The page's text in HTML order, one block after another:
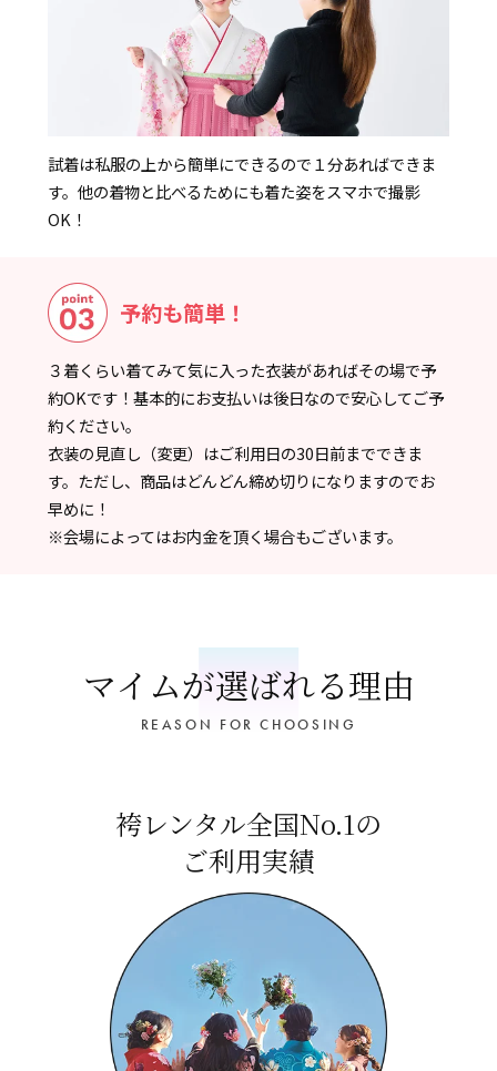
試着は私服の上から簡単にできるので１分あればできま
す。他の着物と比べるためにも着た姿をスマホで撮影
OK！
予約も簡単！
３着くらい着てみて気に入った衣装があればその場で予
約OKです！基本的にお支払いは後日なので安心してご予
約ください。
衣装の見直し（変更）はご利用日の30日前までできま
す。ただし、商品はどんどん締め切りになりますのでお
早めに！
※会場によってはお内金を頂く場合もございます。
マイムが選ばれる理由
REASON FOR CHOOSING
袴レンタル全国No.1の
ご利用実績